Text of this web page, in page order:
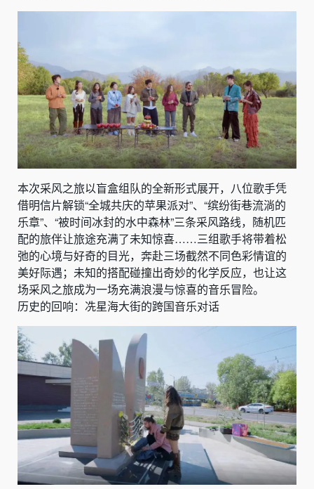
本次采风之旅以盲盒组队的全新形式展开，八位歌手凭
借明信片解锁“全城共庆的苹果派对”、“缤纷街巷流淌的
乐章”、“被时间冰封的水中森林”三条采风路线，随机匹
配的旅伴让旅途充满了未知惊喜……三组歌手将带着松
弛的心境与好奇的目光，奔赴三场截然不同色彩情谊的
美好际遇；未知的搭配碰撞出奇妙的化学反应，也让这
场采风之旅成为一场充满浪漫与惊喜的音乐冒险。
历史的回响：冼星海大街的跨国音乐对话